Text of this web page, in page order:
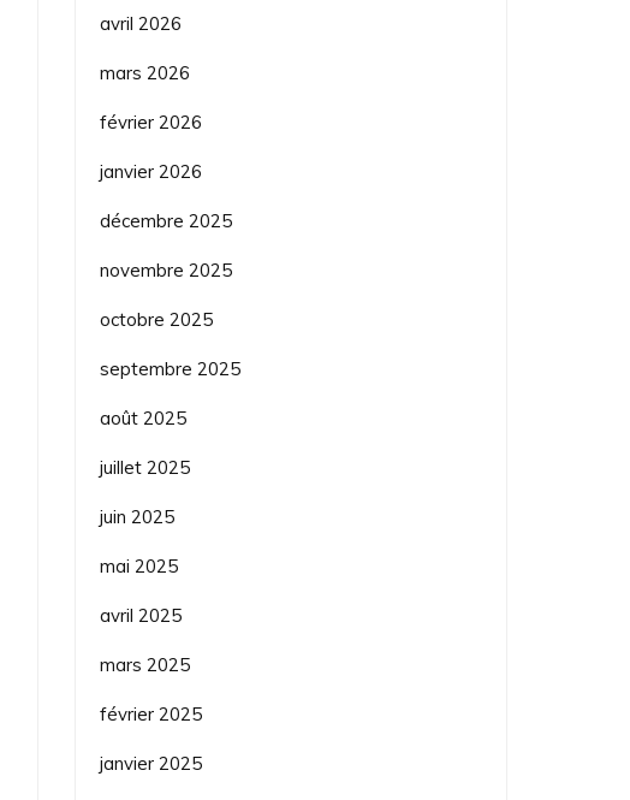
avril 2026
mars 2026
février 2026
janvier 2026
décembre 2025
novembre 2025
octobre 2025
septembre 2025
août 2025
juillet 2025
juin 2025
mai 2025
avril 2025
mars 2025
février 2025
janvier 2025